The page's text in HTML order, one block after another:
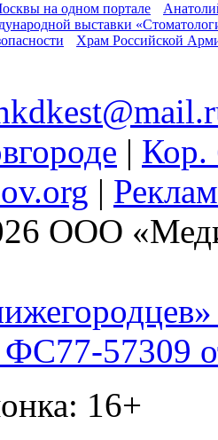
на одном портале
выставки
Храм Российской
| Кор.
|
ООО
57309
16+